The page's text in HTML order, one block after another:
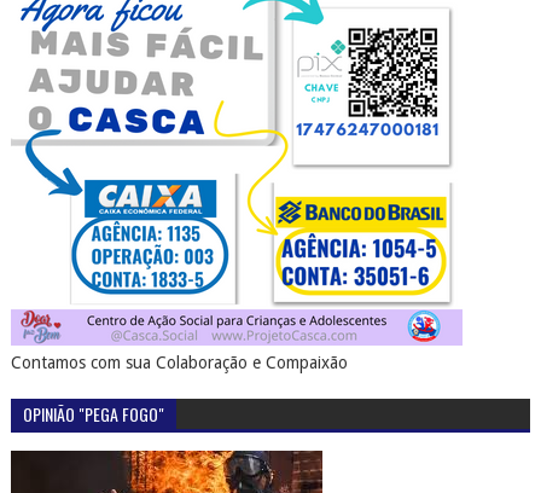
Contamos com sua Colaboração e Compaixão
OPINIÃO "PEGA FOGO"